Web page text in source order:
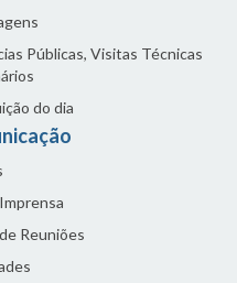
Públicas, Visitas Técnicas
do dia
Reuniões